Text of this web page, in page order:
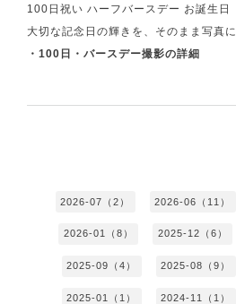
100日祝い ハーフバースデー お誕生日
大切な記念日の輝きを、そのまま写真に
・100日・バースデー撮影の詳細
2026-07（2） 2026-06（11）
2026-01（8） 2025-12（6）
2025-09（4） 2025-08（9）
2025-01（1） 2024-11（1）